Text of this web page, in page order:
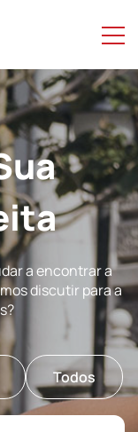
a encontrar a
discutir para a
Todos